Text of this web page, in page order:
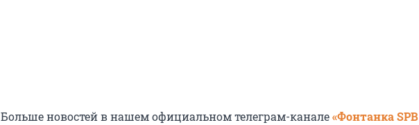
Больше новостей в нашем официальном телеграм-канале«Фонтанка SPB